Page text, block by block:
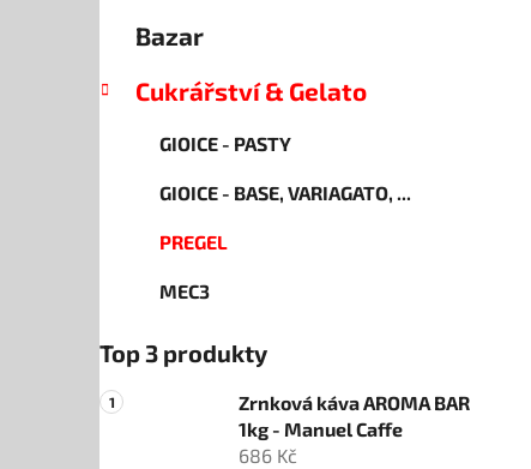
Bazar
Cukrářství & Gelato
GIOICE - PASTY
GIOICE - BASE, VARIAGATO, ...
PREGEL
MEC3
Top 3 produkty
Zrnková káva AROMA BAR
1kg - Manuel Caffe
686 Kč